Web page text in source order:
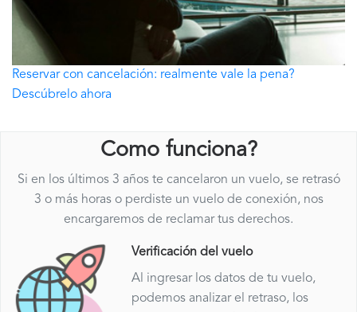
Reservar con cancelación: realmente vale la pena?
Descúbrelo ahora
Como funciona?
Si en los últimos 3 años te cancelaron un vuelo, se retrasó
3 o más horas o perdiste un vuelo de conexión, nos
encargaremos de reclamar tus derechos.
Verificación del vuelo
Al ingresar los datos de tu vuelo,
podemos analizar el retraso, los